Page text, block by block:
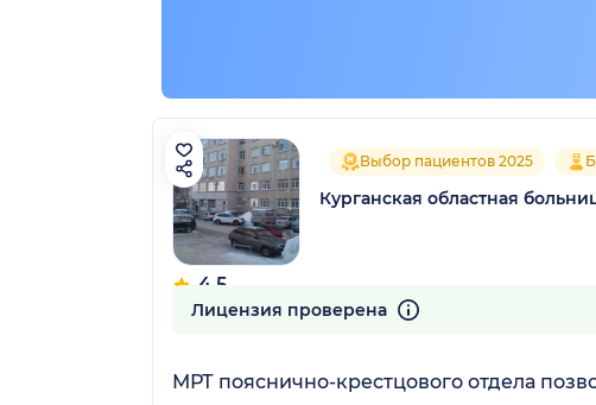
4.5
89 отзывов
Выбор пациентов 2025
Курганская областная
Лицензия проверена
МРТ пояснично-крестцового отдела